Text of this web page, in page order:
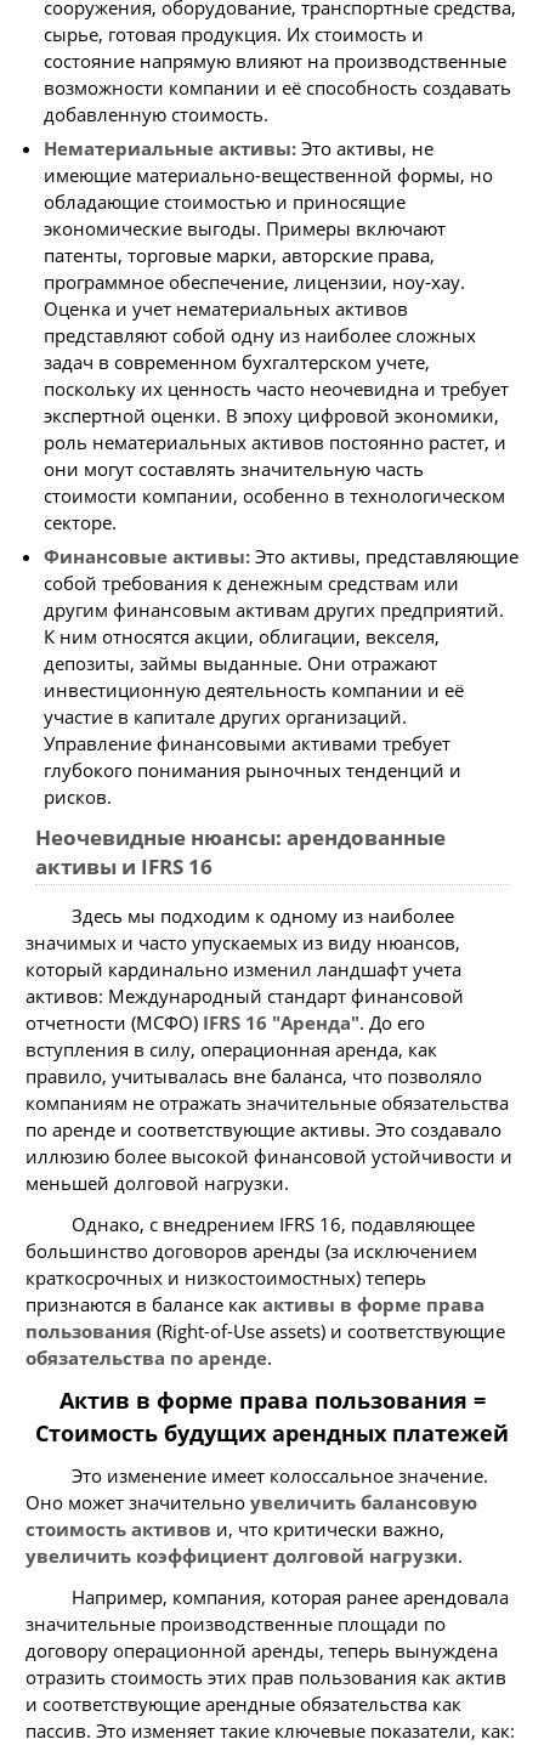
сооружения, оборудование, транспортные средства,
сырье, готовая продукция. Их стоимость и
состояние напрямую влияют на производственные
возможности компании и её способность создавать
добавленную стоимость.
Нематериальные активы: Это активы, не
имеющие материально-вещественной формы, но
обладающие стоимостью и приносящие
экономические выгоды. Примеры включают
патенты, торговые марки, авторские права,
программное обеспечение, лицензии, ноу-хау.
Оценка и учет нематериальных активов
представляют собой одну из наиболее сложных
задач в современном бухгалтерском учете,
поскольку их ценность часто неочевидна и требует
экспертной оценки. В эпоху цифровой экономики,
роль нематериальных активов постоянно растет, и
они могут составлять значительную часть
стоимости компании, особенно в технологическом
секторе.
Финансовые активы: Это активы, представляющие
собой требования к денежным средствам или
другим финансовым активам других предприятий.
К ним относятся акции, облигации, векселя,
депозиты, займы выданные. Они отражают
инвестиционную деятельность компании и её
участие в капитале других организаций.
Управление финансовыми активами требует
глубокого понимания рыночных тенденций и
рисков.
Неочевидные нюансы: арендованные
активы и IFRS 16
Здесь мы подходим к одному из наиболее
значимых и часто упускаемых из виду нюансов,
который кардинально изменил ландшафт учета
активов: Международный стандарт финансовой
отчетности (МСФО) IFRS 16 "Аренда". До его
вступления в силу, операционная аренда, как
правило, учитывалась вне баланса, что позволяло
компаниям не отражать значительные обязательства
по аренде и соответствующие активы. Это создавало
иллюзию более высокой финансовой устойчивости и
меньшей долговой нагрузки.
Однако, с внедрением IFRS 16, подавляющее
большинство договоров аренды (за исключением
краткосрочных и низкостоимостных) теперь
признаются в балансе как активы в форме права
пользования (Right-of-Use assets) и соответствующие
обязательства по аренде.
Актив в форме права пользования =
Стоимость будущих арендных платежей
Это изменение имеет колоссальное значение.
Оно может значительно увеличить балансовую
стоимость активов и, что критически важно,
увеличить коэффициент долговой нагрузки.
Например, компания, которая ранее арендовала
значительные производственные площади по
договору операционной аренды, теперь вынуждена
отразить стоимость этих прав пользования как актив
и соответствующие арендные обязательства как
пассив. Это изменяет такие ключевые показатели, как: